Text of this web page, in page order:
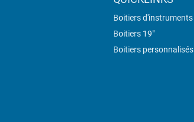
Boitiers d'instruments
Boitiers 19"
Boitiers personnalisés